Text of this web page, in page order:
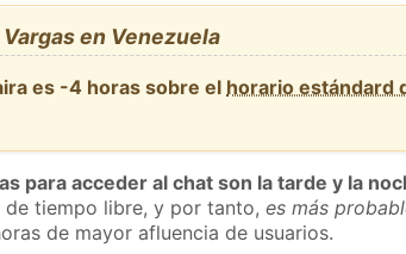
en Venezuela
es -4 horas sobre el horario estándard
para acceder al chat son la tarde y la
de tiempo libre, y por tanto,es más
de mayor afluencia de usuarios.